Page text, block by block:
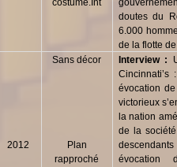
costumé.Int
doutes du
6.000
de la flotte de
2012
Sans décor
Plan
rapproché
Interview :
évocation
victorieux
la nation
de la